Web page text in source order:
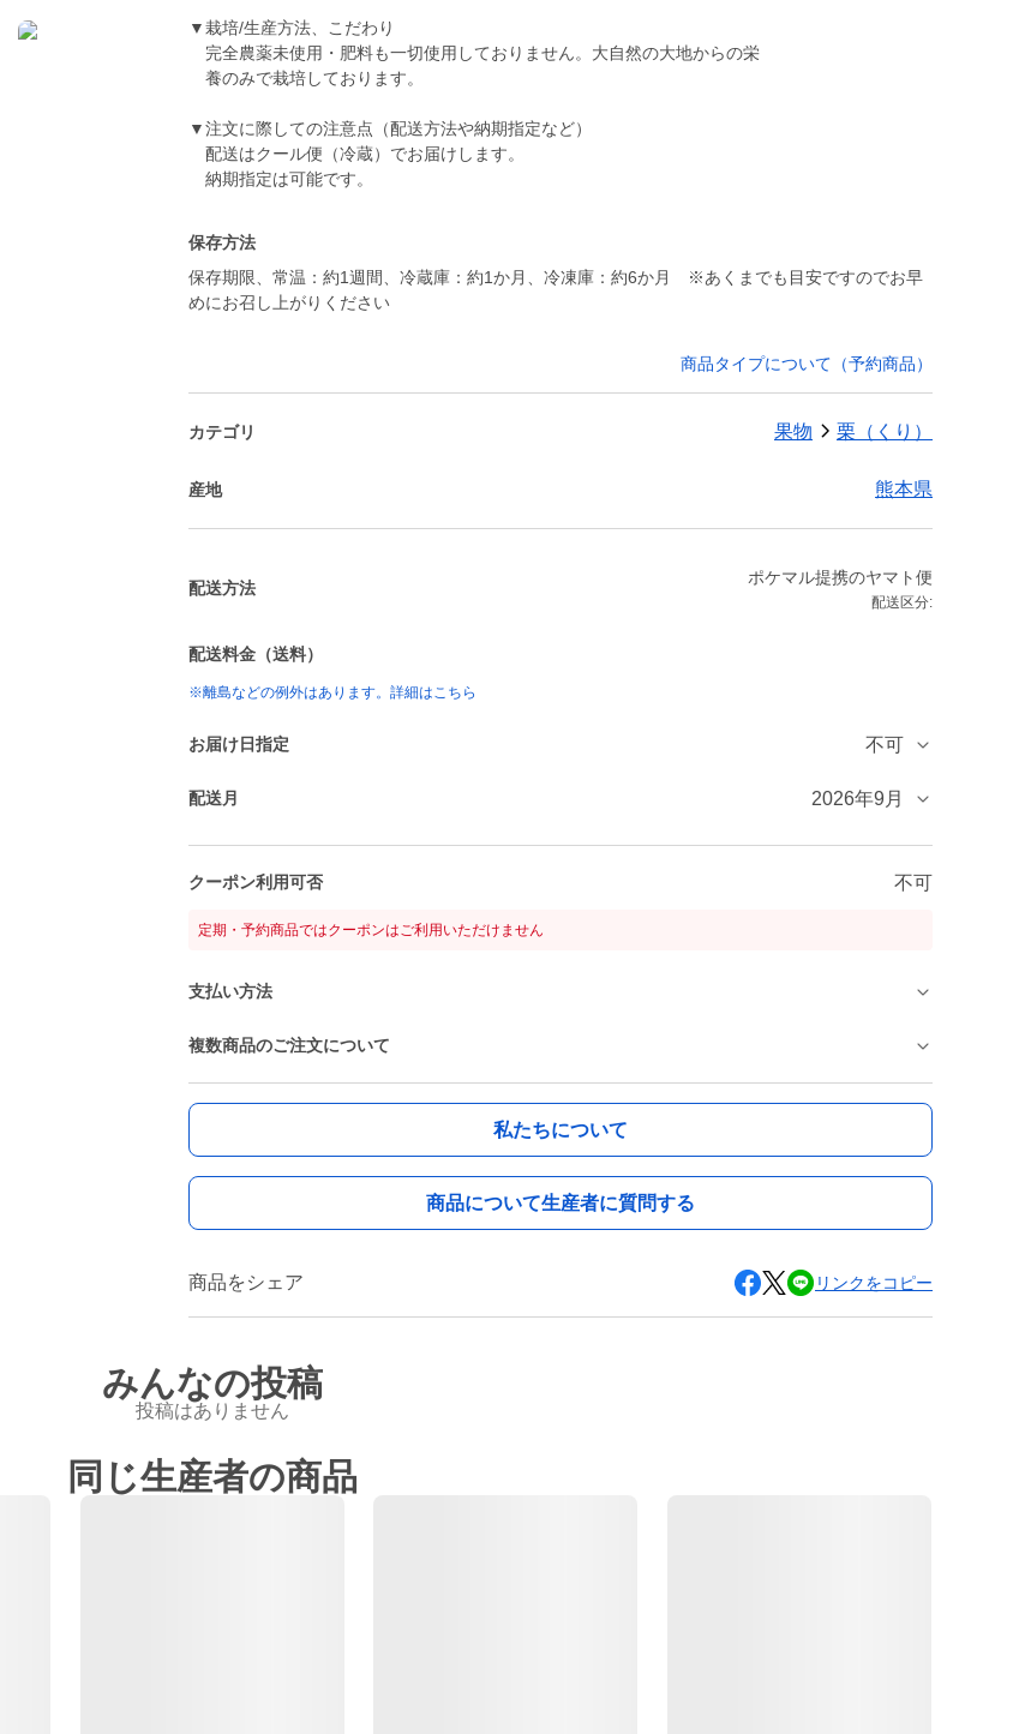
▼栽培/生産方法、こだわり
完全農薬未使用・肥料も一切使用しておりません。大自然の大地からの栄
養のみで栽培しております。
▼注文に際しての注意点（配送方法や納期指定など）
配送はクール便（冷蔵）でお届けします。
納期指定は可能です。
保存方法
保存期限、常温：約1週間、冷蔵庫：約1か月、冷凍庫：約6か月 ※あくまでも目安ですのでお早
めにお召し上がりください
商品タイプについて（予約商品）
カテゴリ 果物 栗（くり）
産地 熊本県
配送方法
ポケマル提携のヤマト便
配送区分:
配送料金（送料）
※離島などの例外はあります。詳細はこちら
お届け日指定 不可
配送月 2026年9月
クーポン利用可否 不可
定期・予約商品ではクーポンはご利用いただけません
支払い方法
複数商品のご注文について
私たちについて
商品について生産者に質問する
商品をシェア リンクをコピー
みんなの投稿
投稿はありません
同じ生産者の商品